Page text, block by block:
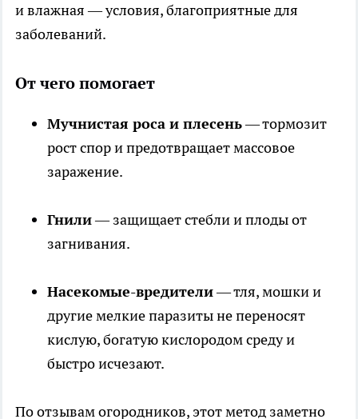
и влажная — условия, благоприятные для
заболеваний.
От чего помогает
Мучнистая роса и плесень— тормозит
рост спор и предотвращает массовое
заражение.
Гнили— защищает стебли и плоды от
загнивания.
Насекомые-вредители— тля, мошки и
другие мелкие паразиты не переносят
кислую, богатую кислородом среду и
быстро исчезают.
По отзывам огородников, этот метод заметно